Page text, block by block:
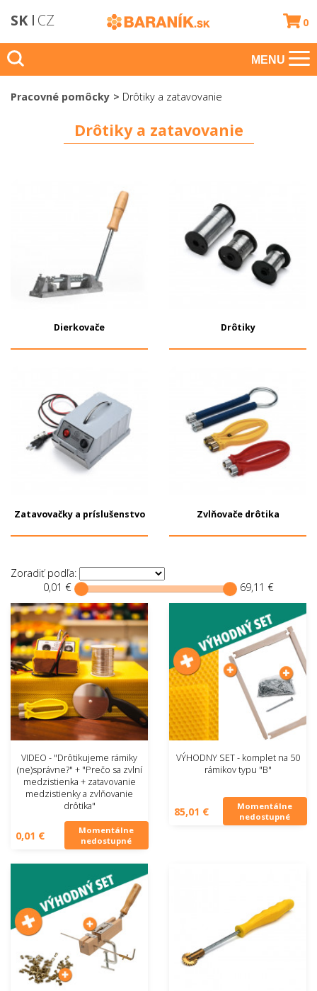
SK CZ 0
MENU
Pracovné pomôcky Drôtiky a zatavovanie
Drôtiky a zatavovanie
Dierkovače Drôtiky
Zatavovačky a príslušenstvo Zvlňovače drôtika
Zoradiť podľa:
0,01 €
69,11 €
VIDEO - "Drôtikujeme rámiky
(ne)správne?" + "Prečo sa zvlní
medzistienka + zatavovanie
medzistienky a zvlňovanie
drôtika"
0,01 €
Momentálne
nedostupné
VÝHODNY SET - komplet na 50
rámikov typu "B"
85,01 €
Momentálne
nedostupné